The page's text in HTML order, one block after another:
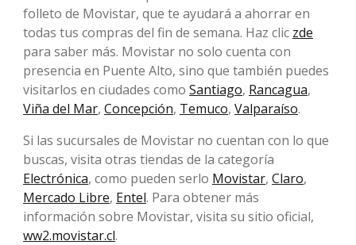
folleto de Movistar, que te ayudará a ahorrar en
todas tus compras del fin de semana. Haz clic zde
para saber más. Movistar no solo cuenta con
presencia en Puente Alto, sino que también puedes
visitarlos en ciudades como Santiago, Rancagua,
Viña del Mar, Concepción, Temuco, Valparaíso.
Si las sucursales de Movistar no cuentan con lo que
buscas, visita otras tiendas de la categoría
Electrónica, como pueden serlo Movistar, Claro,
Mercado Libre, Entel. Para obtener más
información sobre Movistar, visita su sitio oficial,
ww2.movistar.cl.